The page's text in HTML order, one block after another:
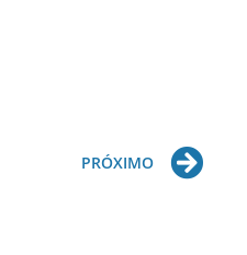
PRÓXIMO Next